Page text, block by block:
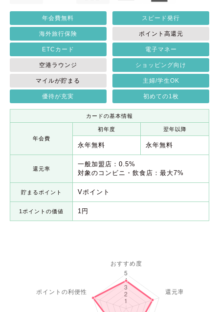
年会費無料 スピード発行
海外旅行保険 ポイント高還元
ETCカード 電子マネー
空港ラウンジ ショッピング向け
マイルが貯まる 主婦/学生OK
優待が充実 初めての1枚
カードの基本情報
年会費
初年度 翌年以降
永年無料 永年無料
還元率
一般加盟店：0.5%
対象のコンビニ・飲食店：最大7%
貯まるポイント Vポイント
1ポイントの価値 1円